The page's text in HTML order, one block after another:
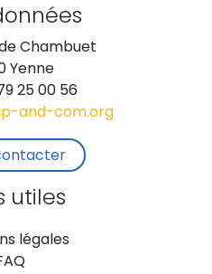
de Chambuet
Yenne
25 00 56
and-com.org
utiles
légales